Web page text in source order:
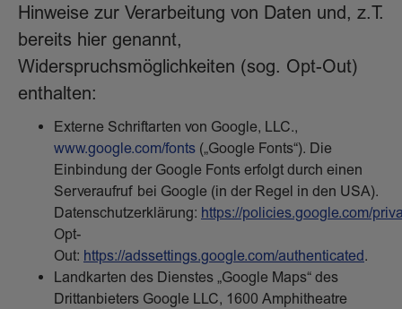
Hinweise zur Verarbeitung von Daten und, z.T.
bereits hier genannt,
Widerspruchsmöglichkeiten (sog. Opt-Out)
enthalten:
Externe Schriftarten von Google, LLC.,
www.google.com/fonts („Google Fonts“). Die
Einbindung der Google Fonts erfolgt durch einen
Serveraufruf bei Google (in der Regel in den USA).
Datenschutzerklärung: https://policies.google.com/
Opt-
Out: https://adssettings.google.com/authenticated.
Landkarten des Dienstes „Google Maps“ des
Drittanbieters Google LLC, 1600 Amphitheatre